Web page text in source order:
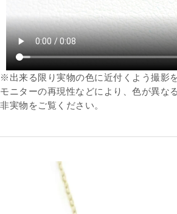
※出来る限り実物の色に近付くよう撮影
モニターの再現性などにより、色が異な
非実物をご覧ください。